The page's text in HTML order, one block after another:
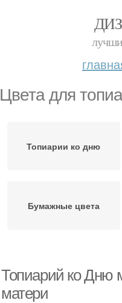
Цвета для
Топиарии ко дню
Бумажные цвета
Топиарий ко Дню
матери